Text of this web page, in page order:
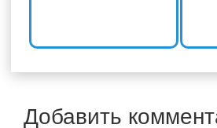
Добавить